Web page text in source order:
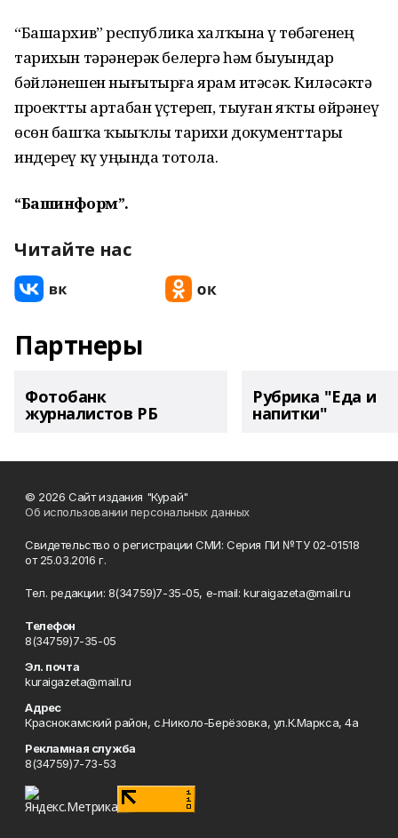
“Башархив” республика халҡына үҙ төбәгенең
тарихын тәрәнерәк белергә һәм быуындар
бәйләнешен нығытырға ярҙам итәсәк. Киләсәктә
проектты артабан үҫтереп, тыуған яҡты өйрәнеү
өсөн башҡа ҡыҙыҡлы тарихи документтарҙы
индереү күҙ уңында тотола.
“Башинформ”.
Читайте нас
Партнеры
Фотобанк
журналистов РБ
Рубрика "Еда и
напитки"
© 2026 Сайт издания "Курай"
Об использовании персональных данных
Свидетельство о регистрации СМИ: Серия ПИ №ТУ 02-01518
от 25.03.2016 г.
Тел. редакции: 8(34759)7-35-05, e-mail: kuraigazeta@mail.ru
Телефон
8(34759)7-35-05
Эл. почта
kuraigazeta@mail.ru
Адрес
Краснокамский район, с.Николо-Берёзовка, ул.К.Маркса, 4а
Рекламная служба
8(34759)7-73-53